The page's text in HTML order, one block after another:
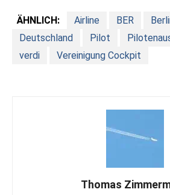
ÄHNLICH: Airline BER
Deutschland
Pilot
verdi
Vereinigung Cockpit
Thomas